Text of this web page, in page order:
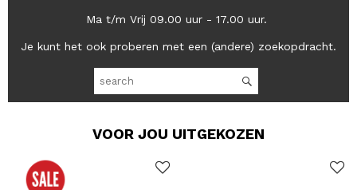
Ma t/m Vrij 09.00 uur - 17.00 uur.
Je kunt het ook proberen met een (andere) zoekopdracht.
VOOR JOU UITGEKOZEN